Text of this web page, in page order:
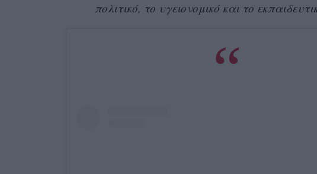
πολιτικό, το υγειονομικό και το